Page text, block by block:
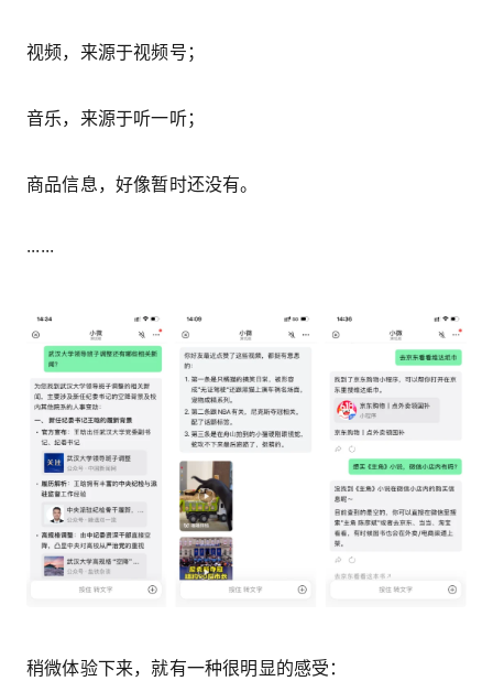
视频，来源于视频号；
音乐，来源于听一听；
商品信息，好像暂时还没有。
······
稍微体验下来，就有一种很明显的感受：